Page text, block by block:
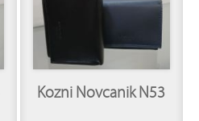
Kozni Novcanik N53